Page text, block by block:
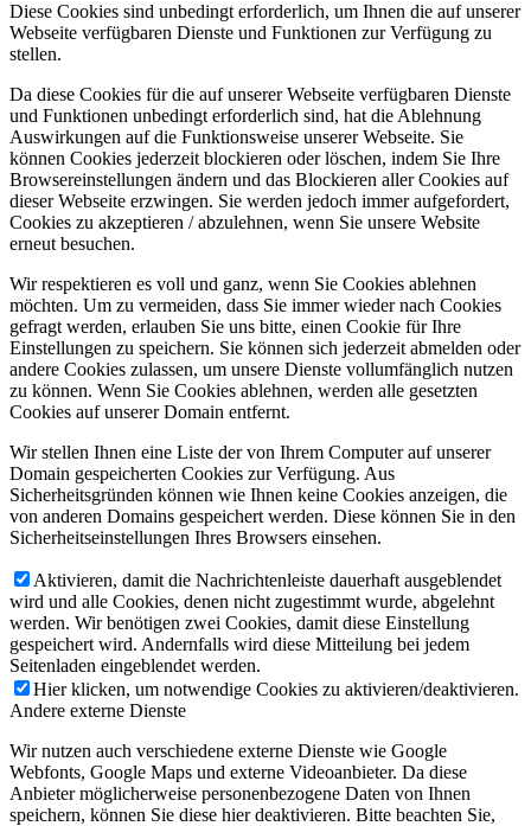
Diese Cookies sind unbedingt erforderlich, um Ihnen die auf unserer
Webseite verfügbaren Dienste und Funktionen zur Verfügung zu
stellen.
Da diese Cookies für die auf unserer Webseite verfügbaren Dienste
und Funktionen unbedingt erforderlich sind, hat die Ablehnung
Auswirkungen auf die Funktionsweise unserer Webseite. Sie
können Cookies jederzeit blockieren oder löschen, indem Sie Ihre
Browsereinstellungen ändern und das Blockieren aller Cookies auf
dieser Webseite erzwingen. Sie werden jedoch immer aufgefordert,
Cookies zu akzeptieren / abzulehnen, wenn Sie unsere Website
erneut besuchen.
Wir respektieren es voll und ganz, wenn Sie Cookies ablehnen
möchten. Um zu vermeiden, dass Sie immer wieder nach Cookies
gefragt werden, erlauben Sie uns bitte, einen Cookie für Ihre
Einstellungen zu speichern. Sie können sich jederzeit abmelden oder
andere Cookies zulassen, um unsere Dienste vollumfänglich nutzen
zu können. Wenn Sie Cookies ablehnen, werden alle gesetzten
Cookies auf unserer Domain entfernt.
Wir stellen Ihnen eine Liste der von Ihrem Computer auf unserer
Domain gespeicherten Cookies zur Verfügung. Aus
Sicherheitsgründen können wie Ihnen keine Cookies anzeigen, die
von anderen Domains gespeichert werden. Diese können Sie in den
Sicherheitseinstellungen Ihres Browsers einsehen.
Aktivieren, damit die Nachrichtenleiste dauerhaft ausgeblendet
wird und alle Cookies, denen nicht zugestimmt wurde, abgelehnt
werden. Wir benötigen zwei Cookies, damit diese Einstellung
gespeichert wird. Andernfalls wird diese Mitteilung bei jedem
Seitenladen eingeblendet werden.
Hier klicken, um notwendige Cookies zu aktivieren/deaktivieren.
Andere externe Dienste
Wir nutzen auch verschiedene externe Dienste wie Google
Webfonts, Google Maps und externe Videoanbieter. Da diese
Anbieter möglicherweise personenbezogene Daten von Ihnen
speichern, können Sie diese hier deaktivieren. Bitte beachten Sie,